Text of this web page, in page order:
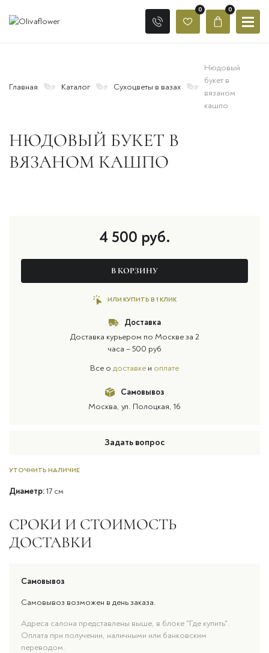
0 0
Главная Каталог Сухоцветы в вазах
Нюдовый
букет в
вязаном
кашпо
НЮДОВЫЙ БУКЕТ В
ВЯЗАНОМ КАШПО
4 500 руб.
В КОРЗИНУ
ИЛИ КУПИТЬ В 1 КЛИК
Доставка
Доставка курьером по Москве за 2
часа – 500 руб
Все о доставке и оплате
Самовывоз
Москва, ул. Полоцкая, 16
УТОЧНИТЬ НАЛИЧИЕ
Диаметр:17 см
Задать вопрос
СРОКИ И СТОИМОСТЬ
ДОСТАВКИ
Самовывоз
Самовывоз возможен в день заказа.
Адреса салона представлены выше, в блоке "Где купить".
Оплата при получении, наличными или банковским
переводом.